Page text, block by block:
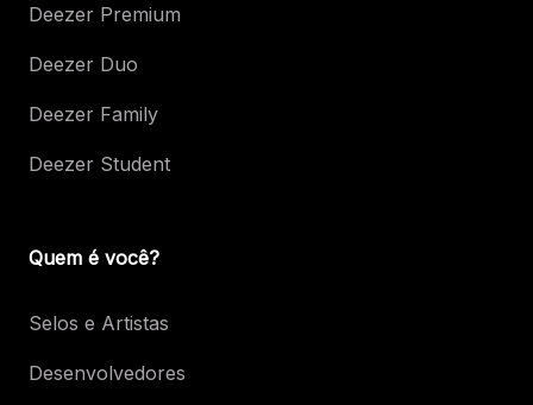
Deezer Premium
Deezer Duo
Deezer Family
Deezer Student
Quem é você?
Selos e Artistas
Desenvolvedores